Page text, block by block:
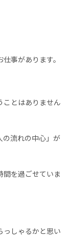
事があります。
ことはありません
の流れの中心」が
間を過ごせていま
っしゃるかと思い